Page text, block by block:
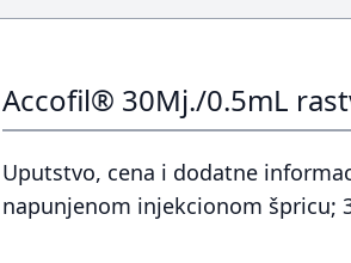
Accofil® 30Mj./0.5mL
Uputstvo, cena i dodatne
napunjenom injekcionom špricu;